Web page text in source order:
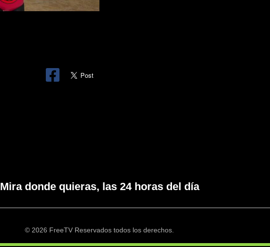
Mira donde quieras, las 24 horas del día
© 2026 FreeTV Reservados todos los derechos.